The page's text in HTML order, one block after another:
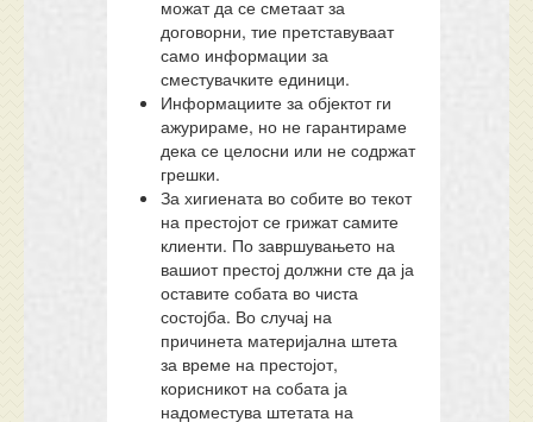
можат да се сметаат за
договорни, тие претставуваат
само информации за
сместувачките единици.
Информациите за објектот ги
ажурираме, но не гарантираме
дека се целосни или не содржат
грешки.
За хигиената во собите во текот
на престојот се грижат самите
клиенти. По завршувањето на
вашиот престој должни сте да ја
оставите собата во чиста
состојба. Во случај на
причинета материјална штета
за време на престојот,
корисникот на собата ја
надоместува штетата на